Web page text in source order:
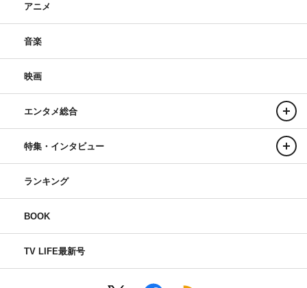
アニメ
音楽
映画
エンタメ総合
特集・インタビュー
ランキング
BOOK
TV LIFE最新号